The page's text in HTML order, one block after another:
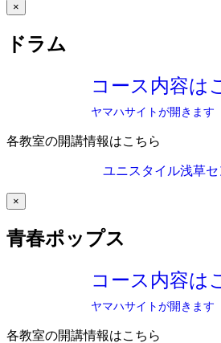
×
ドラム
コース内容は
ヤマハサイトが開きます
各教室の開講情報はこちら
ユニスタイル浅草セ
×
青春ポップス
コース内容は
ヤマハサイトが開きます
各教室の開講情報はこちら